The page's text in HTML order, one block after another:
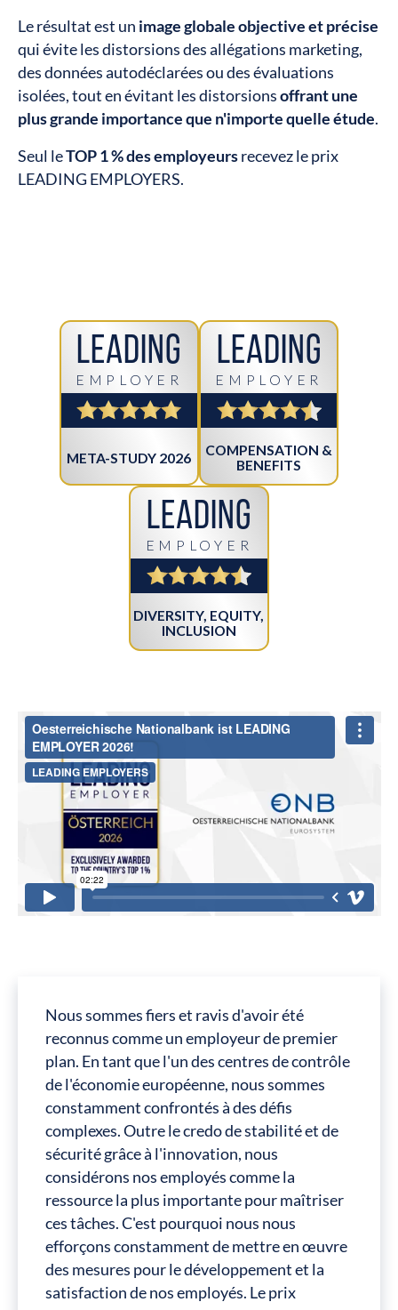
Le résultat est un image globale objective et précise
qui évite les distorsions des allégations marketing,
des données autodéclarées ou des évaluations
isolées, tout en évitant les distorsionsoffrant une
plus grande importance que n'importe quelle étude.
Seul leTOP 1 % des employeursrecevez le prix
LEADING EMPLOYERS.
Leading
EMPLOYER
META-STUDY 2026
Leading
EMPLOYER
COMPENSATION &
BENEFITS
Leading
EMPLOYER
DIVERSITY, EQUITY,
INCLUSION
Nous sommes fiers et ravis d'avoir été
reconnus comme un employeur de premier
plan. En tant que l'un des centres de contrôle
de l'économie européenne, nous sommes
constamment confrontés à des défis
complexes. Outre le credo de stabilité et de
sécurité grâce à l'innovation, nous
considérons nos employés comme la
ressource la plus importante pour maîtriser
ces tâches. C'est pourquoi nous nous
efforçons constamment de mettre en œuvre
des mesures pour le développement et la
satisfaction de nos employés. Le prix